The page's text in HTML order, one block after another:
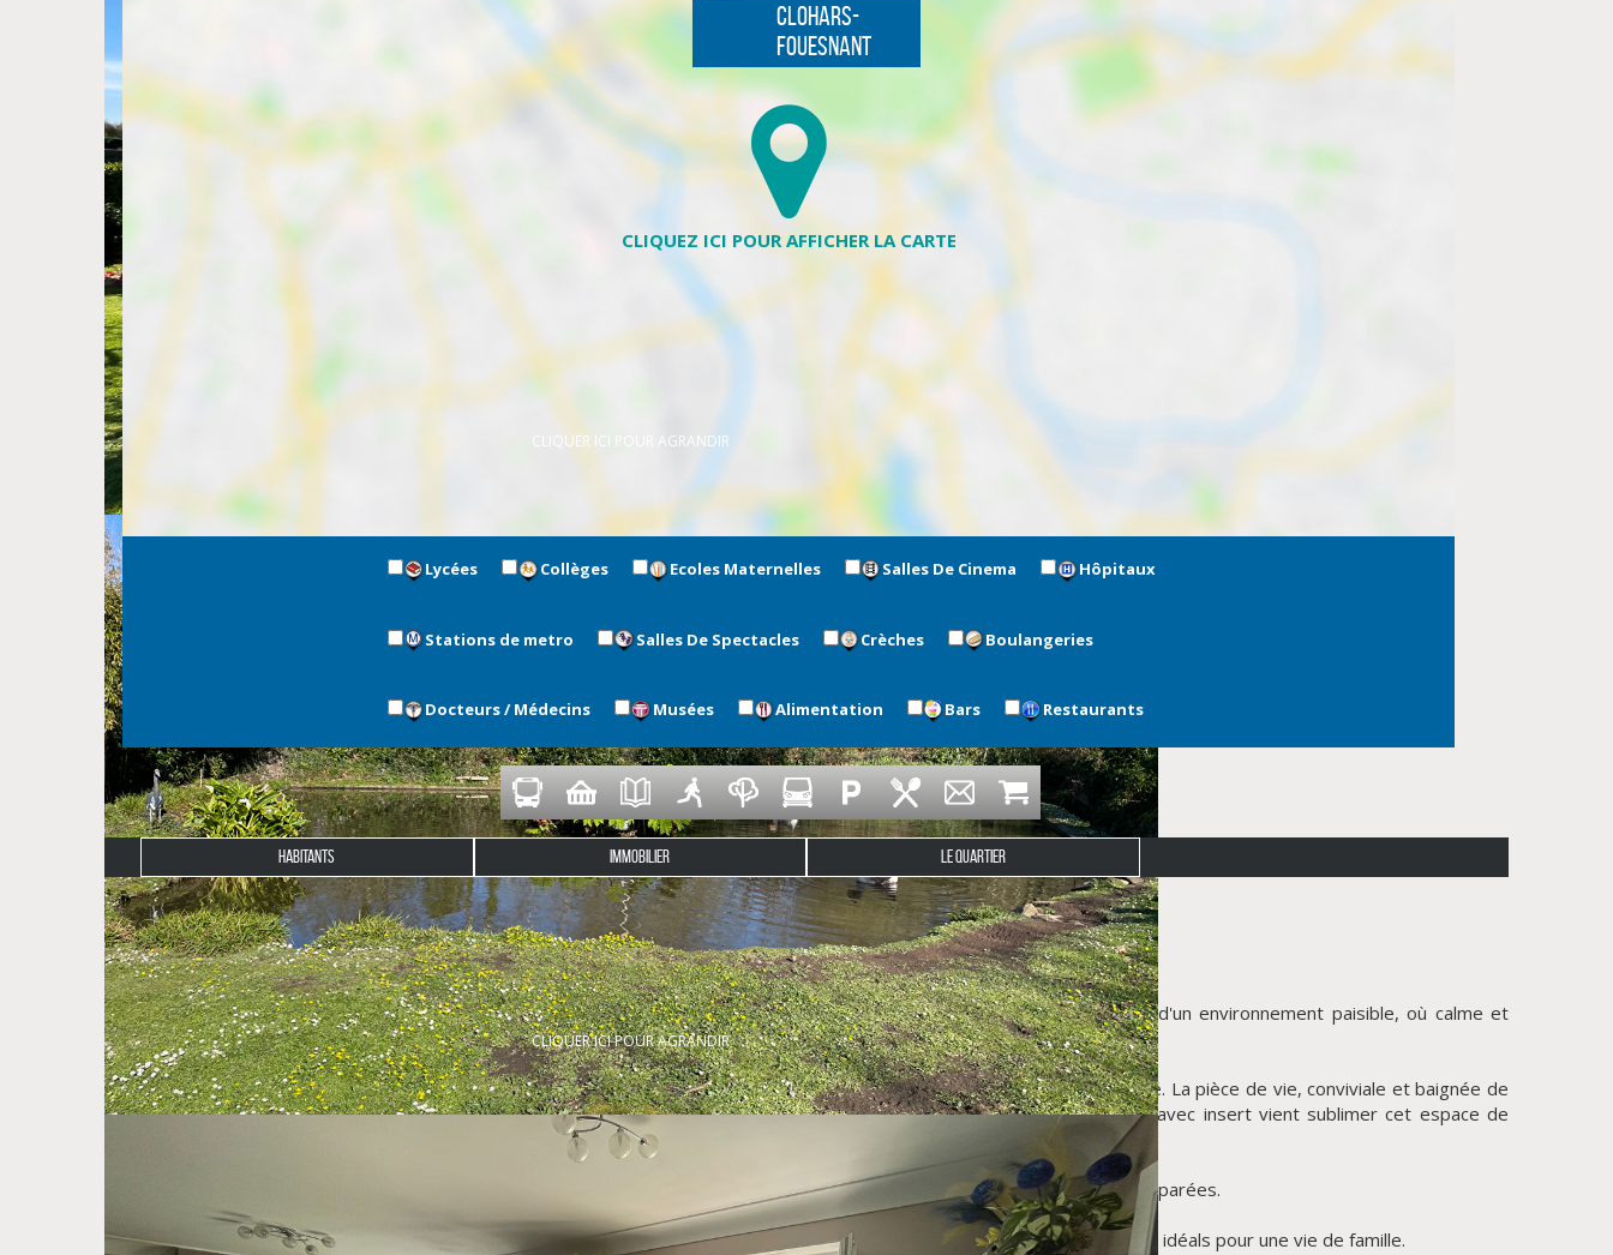
CLIQUER ICI POUR AGRANDIR
CLIQUER ICI POUR AGRANDIR
Clohars-
Fouesnant
Lycées Collèges Ecoles Maternelles Salles De Cinema Hôpitaux
Stations de metro Salles De Spectacles Crèches Boulangeries
Docteurs / Médecins Musées Alimentation Bars Restaurants
HABITANTS IMMOBILIER LE QUARTIER
Description du bien
À quelques minutes seulement des plages et des commodités, cette authentique maison en pierre vous invite à profiter d'un environnement paisible, où calme et
verdure se conjuguent au quotidien.
Dès les premiers instants, le charme opère : une atmosphère chaleureuse, des matériaux authentiques et une belle luminosité. La pièce de vie, conviviale et baignée de
lumière, s'ouvre sur une agréable terrasse exposée ouest, parfaite pour savourer les soirées ensoleillées. Une cheminée avec insert vient sublimer cet espace de
détente. La cuisine, indépendante, est entièrement aménagée et équipée.
Le rez-de-chaussée propose une vie de plain-pied confortable avec une chambre, un bureau, une salle d'eau et des toilettes séparées.
À l'étage, l'espace nuit se compose de trois chambres supplémentaires, d'un WC avec point d'eau et de nombreux rangements, idéals pour une vie de famille.